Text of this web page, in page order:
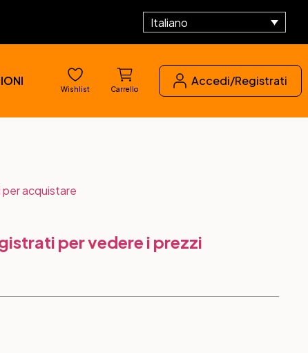
Italiano
Wishlist Carrello
Accedi/Registrati
acquistare
per vedere i prezzi